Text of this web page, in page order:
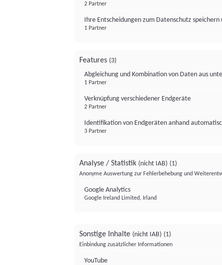
2 Partner
Ihre Entscheidungen zum Datenschutz
1 Partner
Features (3)
Abgleichung und Kombination von Daten aus
1 Partner
Verknüpfung verschiedener Endgeräte
2 Partner
Identifikation von Endgeräten anhand
3 Partner
Analyse / Statistik (nicht IAB) (1)
Anonyme Auswertung zur Fehlerbehebung und
Google Analytics
Google Ireland Limited, Irland
Sonstige Inhalte (nicht IAB) (1)
Einbindung zusätzlicher Informationen
YouTube